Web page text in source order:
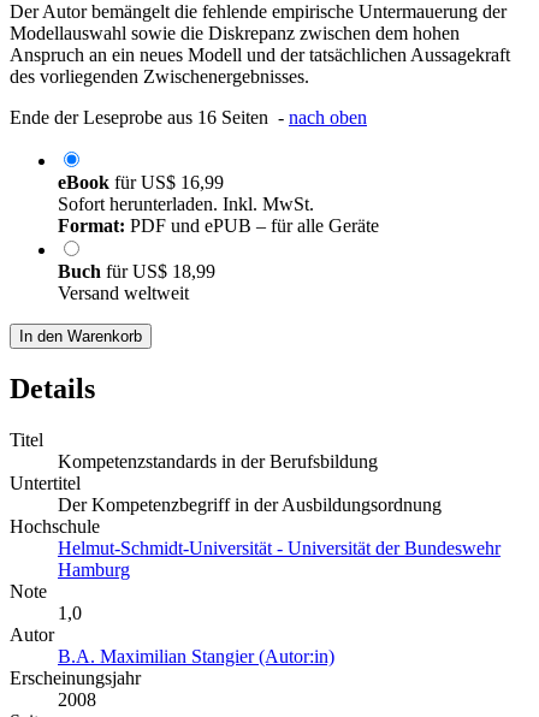
Der Autor bemängelt die fehlende empirische Untermauerung der
Modellauswahl sowie die Diskrepanz zwischen dem hohen
Anspruch an ein neues Modell und der tatsächlichen Aussagekraft
des vorliegenden Zwischenergebnisses.
Ende der Leseprobe aus 16 Seiten - nach oben
eBook fürUS$ 16,99
Sofort herunterladen. Inkl. MwSt.
Format: PDF und ePUB – für alle Geräte
Buch fürUS$ 18,99
Versand weltweit
In den Warenkorb
Details
Titel
Kompetenzstandards in der Berufsbildung
Untertitel
Der Kompetenzbegriff in der Ausbildungsordnung
Hochschule
Helmut-Schmidt-Universität - Universität der Bundeswehr
Hamburg
Note
1,0
Autor
B.A. Maximilian Stangier (Autor:in)
Erscheinungsjahr
2008